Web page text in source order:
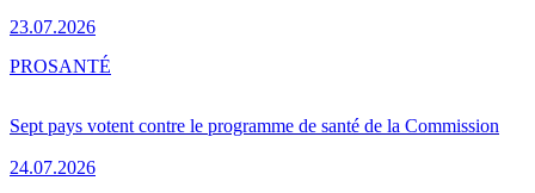
23.07.2026
Sept pays votent contre le programme de santé de la Commission
24.07.2026
PROSANTÉ